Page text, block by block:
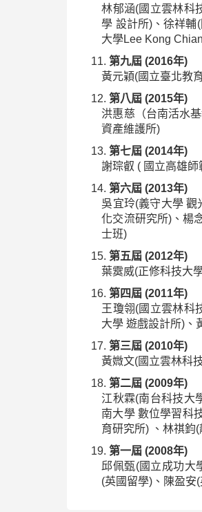
林郁涵(國立雲林科
學 設計所)、徐祥輔
大學Lee Kong
第九屆 (2016年)
黃元穎(國立臺北教
第八屆 (2015年)
洪惠慈（台南活水
資產維護所)
第七屆 (2014年)
謝琮叡 ( 國立高雄
第六屆 (2013年)
吳宜玲(義守大學
化交流研究所)、楊
士班)
第五屆 (2012年)
葉霙威(正修科技大
第四屆 (2011年)
王瓊翎(國立雲林科
大學 遊戲設計所)、
第三屆 (2010年)
黃媺文(國立雲林科
第二屆 (2009年)
江秋霖(南台科技大
南大學 數位學習科
育研究所) 、林祺鈞
第一屆 (2008年)
邱佩甄(國立成功大
(英國留學)、陳盈安